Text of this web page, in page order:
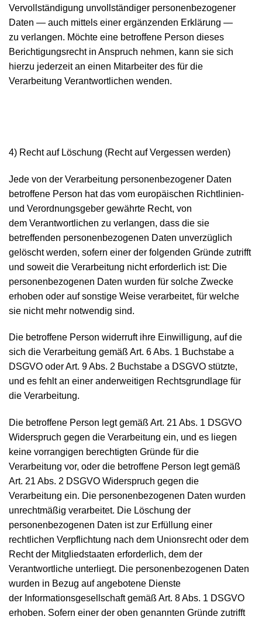
Vervollständigung unvollständiger personenbezogener
Daten — auch mittels einer ergänzenden Erklärung —
zu verlangen. Möchte eine betroffene Person dieses
Berichtigungsrecht in Anspruch nehmen, kann sie sich
hierzu jederzeit an einen Mitarbeiter des für die
Verarbeitung Verantwortlichen wenden.
4) Recht auf Löschung (Recht auf Vergessen werden)
Jede von der Verarbeitung personenbezogener Daten
betroffene Person hat das vom europäischen Richtlinien-
und Verordnungsgeber gewährte Recht, von
dem Verantwortlichen zu verlangen, dass die sie
betreffenden personenbezogenen Daten unverzüglich
gelöscht werden, sofern einer der folgenden Gründe zutrifft
und soweit die Verarbeitung nicht erforderlich ist: Die
personenbezogenen Daten wurden für solche Zwecke
erhoben oder auf sonstige Weise verarbeitet, für welche
sie nicht mehr notwendig sind.
Die betroffene Person widerruft ihre Einwilligung, auf die
sich die Verarbeitung gemäß Art. 6 Abs. 1 Buchstabe a
DSGVO oder Art. 9 Abs. 2 Buchstabe a DSGVO stützte,
und es fehlt an einer anderweitigen Rechtsgrundlage für
die Verarbeitung.
Die betroffene Person legt gemäß Art. 21 Abs. 1 DSGVO
Widerspruch gegen die Verarbeitung ein, und es liegen
keine vorrangigen berechtigten Gründe für die
Verarbeitung vor, oder die betroffene Person legt gemäß
Art. 21 Abs. 2 DSGVO Widerspruch gegen die
Verarbeitung ein. Die personenbezogenen Daten wurden
unrechtmäßig verarbeitet. Die Löschung der
personenbezogenen Daten ist zur Erfüllung einer
rechtlichen Verpflichtung nach dem Unionsrecht oder dem
Recht der Mitgliedstaaten erforderlich, dem der
Verantwortliche unterliegt. Die personenbezogenen Daten
wurden in Bezug auf angebotene Dienste
der Informationsgesellschaft gemäß Art. 8 Abs. 1 DSGVO
erhoben. Sofern einer der oben genannten Gründe zutrifft